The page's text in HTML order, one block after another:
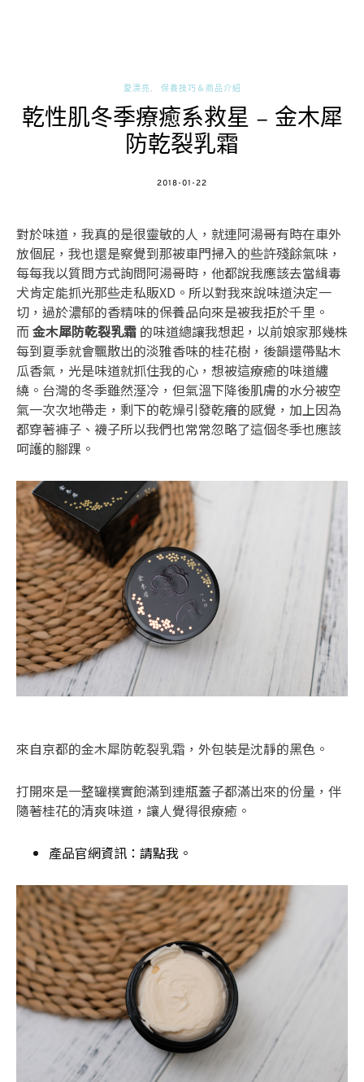
愛漂亮 保養技巧＆商品介紹
乾性肌冬季療癒系救星 – 金木犀
防乾裂乳霜
POSTED
2018-01-22
對於味道，我真的是很靈敏的人，就連阿湯哥有時在車外
放個屁，我也還是察覺到那被車門掃入的些許殘餘氣味，
每每我以質問方式詢問阿湯哥時，他都說我應該去當緝毒
犬肯定能抓光那些走私販XD。所以對我來說味道決定一
切，過於濃郁的香精味的保養品向來是被我拒於千里。
而金木犀防乾裂乳霜 的味道總讓我想起，以前娘家那幾株
每到夏季就會飄散出的淡雅香味的桂花樹，後韻還帶點木
瓜香氣，光是味道就抓住我的心，想被這療癒的味道纏
繞。台灣的冬季雖然溼冷，但氣溫下降後肌膚的水分被空
氣一次次地帶走，剩下的乾燥引發乾癢的感覺，加上因為
都穿著褲子、襪子所以我們也常常忽略了這個冬季也應該
呵護的腳踝。
來自京都的金木犀防乾裂乳霜，外包裝是沈靜的黑色。
打開來是一整罐樸實飽滿到連瓶蓋子都滿出來的份量，伴
隨著桂花的清爽味道，讓人覺得很療癒。
產品官網資訊： 請點我 。